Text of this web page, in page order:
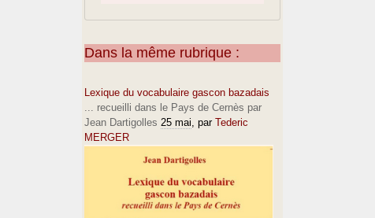
Dans la même rubrique :
Lexique du vocabulaire gascon bazadais
... recueilli dans le Pays de Cernès par
Jean Dartigolles 25 mai, par Tederic
MERGER